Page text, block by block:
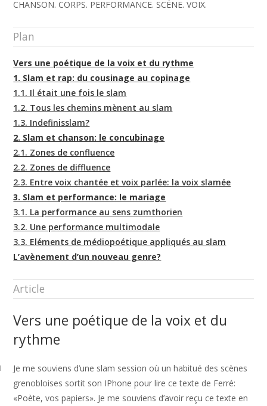
CHANSON. CORPS. PERFORMANCE. SCÈNE. VOIX.
Plan
Vers une poétique de la voix et du rythme
1. Slam et rap: du cousinage au copinage
1.1. Il était une fois le slam
1.2. Tous les chemins mènent au slam
1.3. Indefinisslam?
2. Slam et chanson: le concubinage
2.1. Zones de confluence
2.2. Zones de diffluence
2.3. Entre voix chantée et voix parlée: la voix slamée
3. Slam et performance: le mariage
3.1. La performance au sens zumthorien
3.2. Une performance multimodale
3.3. Eléments de médiopoétique appliqués au slam
L’avènement d’un nouveau genre?
Article
Vers une poétique de la voix et du
rythme
Je me souviens d’une slam session où un habitué des scènes
grenobloises sortit son IPhone pour lire ce texte de Ferré:
«Poète, vos papiers». Je me souviens d’avoir reçu ce texte en